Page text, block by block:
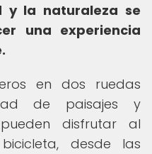
y la naturaleza se
una experiencia
en dos ruedas
de paisajes y
disfrutar al
desde las